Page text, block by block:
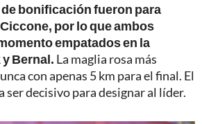
bonificación fueron para
por lo que ambos
empatados en la
Bernal. La maglia rosa más
con apenas 5 km para el final. El
ser decisivo para designar al líder.